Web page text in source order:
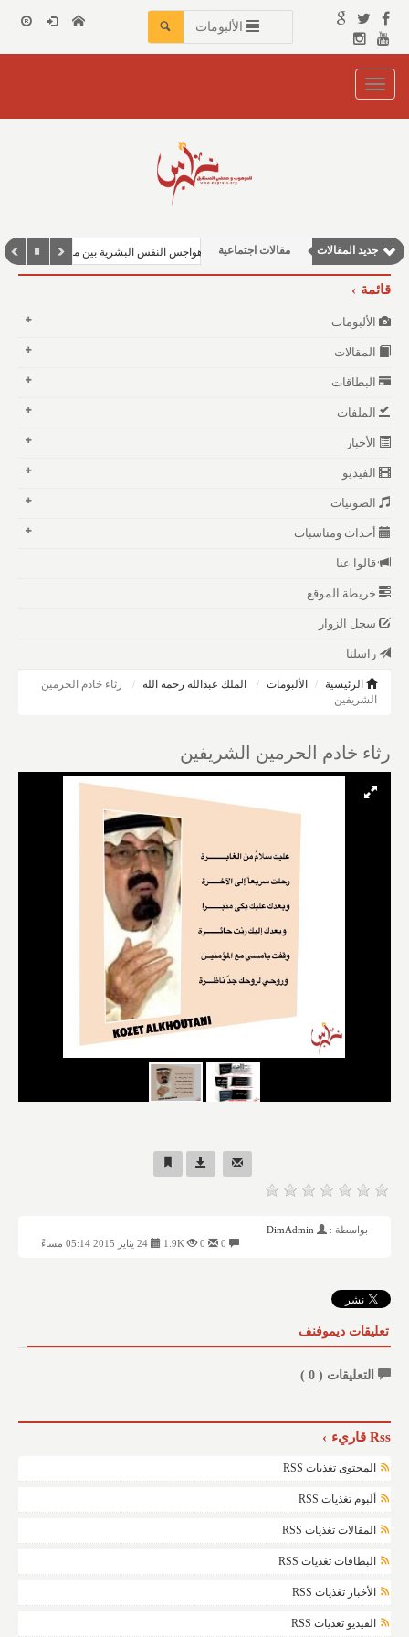
الألبومات
Toggle
navigation
جديد المقالات مقالات اجتماعية
مقالات إقتصادية
هواجس النفس البشرية بين مطرقة الفقر
قائمة
الألبومات
المقالات
البطاقات
الملفات
الأخبار
الفيديو
الصوتيات
أحداث ومناسبات
قالوا عنا
خريطة الموقع
سجل الزوار
راسلنا
الرئيسية الألبومات الملك عبدالله رحمه الله
رثاء خادم الحرمين
الشريفين
رثاء خادم الحرمين الشريفين
بواسطة :
DimAdmin
1.9K
تعليقات ديموفنف
التعليقات ( 0
)
Rss قاريء
المحتوى تغذيات RSS
ألبوم تغذيات RSS
المقالات تغذيات RSS
البطاقات تغذيات RSS
الأخبار تغذيات RSS
الفيديو تغذيات RSS